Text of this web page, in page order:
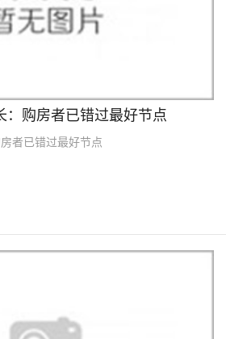
：购房者已错过最好节点
者已错过最好节点